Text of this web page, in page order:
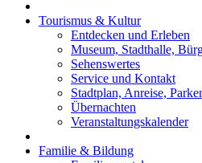
Tourismus & Kultur
Entdecken und Erleben
Museum, Stadthalle,
Sehenswertes
Service und Kontakt
Stadtplan, Anreise,
Übernachten
Veranstaltungskalender
Familie & Bildung